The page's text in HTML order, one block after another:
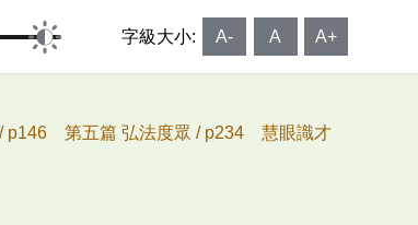
字級大小: A- A A+
p146 第五篇 弘法度眾 / p234 慧眼識才